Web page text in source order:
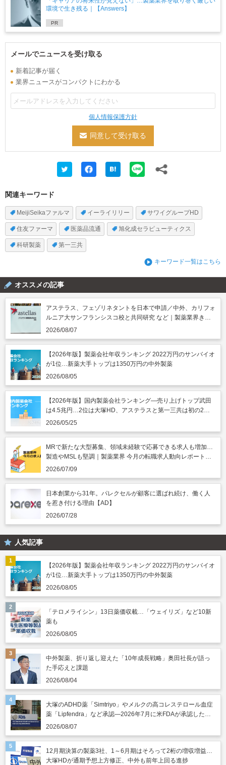
環境で生き残る｜【Answers】
PR
メールでニュースを受け取る
新着記事が届く
業界ニュースがコンパクトにわかる
個人情報保護方針
関連キーワード
MeijiSeikaファルマ イーライリリー サワイグループHD
住友ファーマ 医薬品流通 旭化成セラピューティクス
科研製薬 第一三共
キーワード一覧はこちら
オススメの記事
アステラス、フェゾリネタントを日本で申請／中外、カリフォ
ルニア大サンフランシスコ校と共同研究 など｜製薬業界きょ
うのニュースまとめ読み（2026年8月7日）
2026/08/07
【2026年版】製薬会社年収ランキング 2022万円のサンバイオ
が1位…新薬大手トップは1350万円の中外製薬
2026/08/05
【2026年版】国内製薬会社ランキング―売り上げトップ武田
は4.5兆円…2位は大塚HD、アステラスと第一三共は初の2兆
円突破
2026/05/25
MRで新たな大型募集、領域未経験で応募できる求人も増加…
製造やMSLも堅調｜製薬業界 今月の転職求人動向レポート
（2026年7月）
2026/07/09
日本創業から31年。パレクセルが顧客に選ばれ続け、働く人
を惹き付ける理由【AD】
2026/07/28
人気記事
【2026年版】製薬会社年収ランキング 2022万円のサンバイオ
が1位…新薬大手トップは1350万円の中外製薬
2026/08/05
「テロメライシン」13日薬価収載…「ウェイリズ」など10新
薬も
2026/08/05
中外製薬、折り返し迎えた「10年成長戦略」奥田社長が語っ
た手応えと課題
2026/08/04
大塚のADHD薬「Simtriyo」やメルクの高コレステロール血症
薬「Lipfendra」など承認―2026年7月に米FDAが承認した新
薬
2026/08/07
12月期決算の製薬3社、1～6月期はそろって2桁の増収増益…
大塚HDが通期予想上方修正、中外も前年上回る進捗